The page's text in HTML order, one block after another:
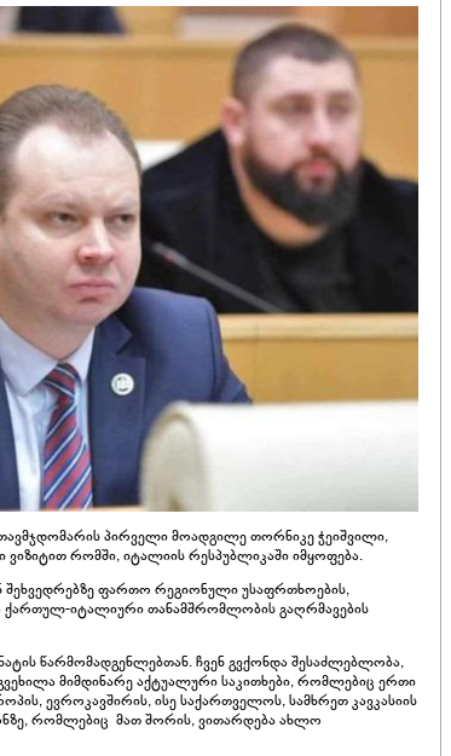
პირველი მოადგილე თორნიკე ჭეიშვილი,
რომში, იტალიის რესპუბლიკაში იმყოფება.
შეხვედრებზე ფართო რეგიონული უსაფრთხოების,
იტალიური თანამშრომლობის გაღრმავების
წარმომადგენლებთან. ჩვენ გვქონდა შესაძლებლობა,
მიმდინარე აქტუალური საკითხები, რომლებიც ერთი
ევროკავშირის, ისე საქართველოს, სამხრეთ კავკასიის
რომლებიც მათ შორის, ვითარდება ახლო